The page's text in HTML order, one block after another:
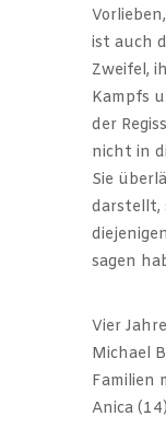
ist auch
Zweifel,
Kampfs
der
nicht in
Sie
darstellt,
sagen
Vier
Michael
Familien
Anica